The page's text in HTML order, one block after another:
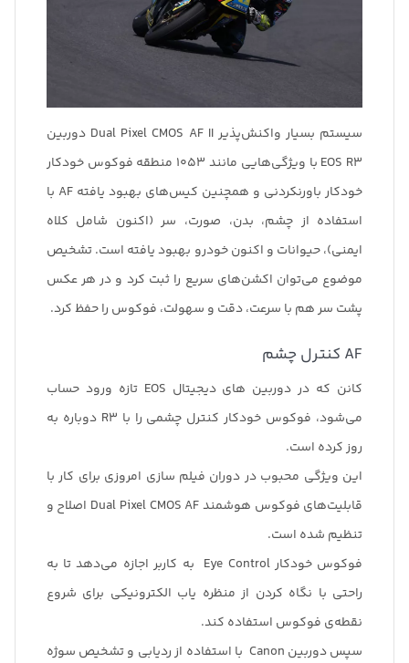
سیستم بسیار واکنش‌پذیر Dual Pixel CMOS AF II دوربین
EOS R3 با ویژگی‌هایی مانند ۱۰۵۳ منطقه فوکوس خودکار
خودکار باورنکردنی و همچنین کیس‌های بهبود یافته AF با
استفاده از چشم، بدن، صورت، سر (اکنون شامل کلاه
ایمنی)، حیوانات و اکنون خودرو بهبود یافته است. تشخیص
موضوع می‌توان اکشن‌های سریع را ثبت کرد و در هر عکس
پشت سر هم با سرعت، دقت و سهولت، فوکوس را حفظ کرد.
AF کنترل چشم
کانن که در دوربین های دیجیتال EOS تازه ورود حساب
می‌شود، فوکوس خودکار کنترل چشمی را با R3 دوباره به
روز کرده است.
این ویژگی محبوب در دوران فیلم سازی امروزی برای کار با
قابلیت‌های فوکوس هوشمند Dual Pixel CMOS AF اصلاح و
تنظیم شده است.
فوکوس خودکار Eye Control به کاربر اجازه می‌دهد تا به
راحتی با نگاه کردن از منظره یاب الکترونیکی برای شروع
نقطه‌ی فوکوس استفاده کند.
سپس دوربین Canon با استفاده از ردیابی و تشخیص سوژه